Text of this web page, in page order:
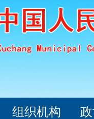
组织机构